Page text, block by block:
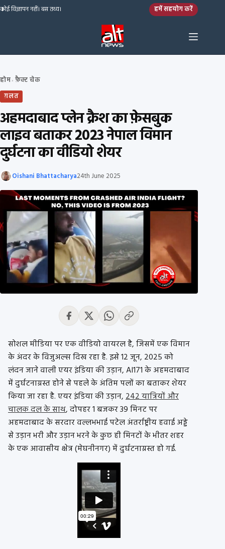
Skip to content
कोई विज्ञापन नहीं। बस तथ्य। हमें सहयोग करें
होम› फ़ैक्ट चेक
ग़लत
अहमदाबाद प्लेन क्रैश का फ़ेसबुक
लाइव बताकर 2023 नेपाल विमान
दुर्घटना का वीडियो शेयर
Oishani Bhattacharya24th June 2025
सोशल मीडिया पर एक वीडियो वायरल है, जिसमें एक विमान
के अंदर के विजुअल्स दिख रहा है. इसे 12 जून, 2025 को
लंदन जाने वाली एयर इंडिया की उड़ान, AI171 के अहमदाबाद
में दुर्घटनाग्रस्त होने से पहले के अंतिम पलों का बताकर शेयर
किया जा रहा है. एयर इंडिया की उड़ान,242 यात्रियों और
चालक दल के साथ, दोपहर 1 बजकर 39 मिनट पर
अहमदाबाद के सरदार वल्लभभाई पटेल अंतर्राष्ट्रीय हवाई अड्डे
से उड़ान भरी और उड़ान भरने के कुछ ही मिनटों के भीतर शहर
के एक आवासीय क्षेत्र (मेघनीनगर) में दुर्घटनाग्रस्त हो गई.